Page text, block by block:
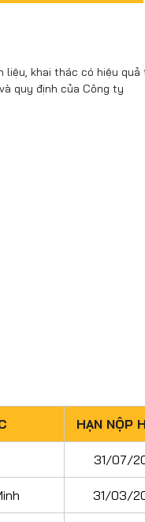
liệu, khai thác có hiệu
quy định của Công ty
HẠN NỘP
31/07/
31/03/